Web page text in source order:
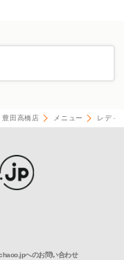
田高橋店 メニュー レディ
へのお問い合わせ